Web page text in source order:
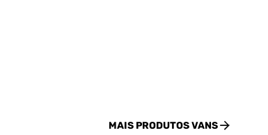
MAIS PRODUTOSVANS